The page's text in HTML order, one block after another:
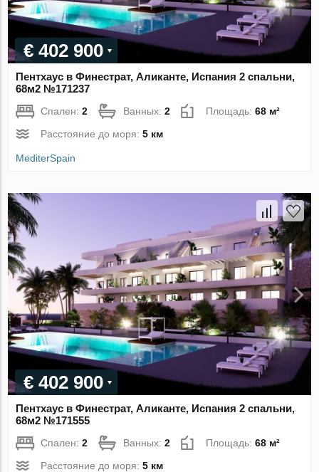
€ 402 900
Пентхаус в Финестрат, Аликанте, Испания 2 спальни,
68м2 №171237
Спален:2 Ванных:2 Площадь:68 м²
Расстояние до моря:5 км
MediterSpain
€ 402 900
Пентхаус в Финестрат, Аликанте, Испания 2 спальни,
68м2 №171555
Спален:2 Ванных:2 Площадь:68 м²
Расстояние до моря:5 км